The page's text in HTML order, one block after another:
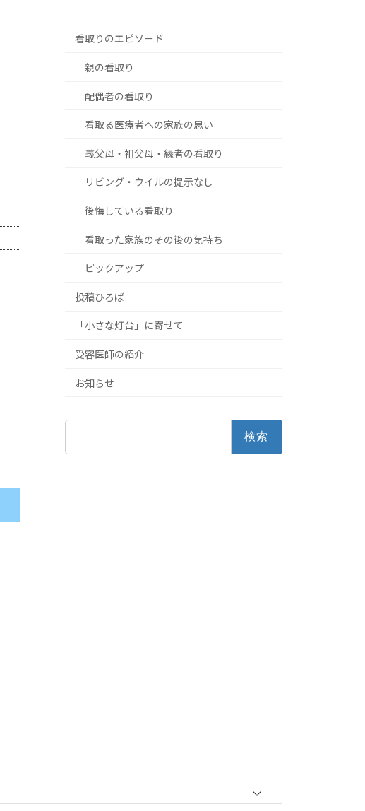
看取りのエピソード
親の看取り
配偶者の看取り
看取る医療者への家族の思い
義父母・祖父母・縁者の看取り
リビング・ウイルの提示なし
後悔している看取り
看取った家族のその後の気持ち
ピックアップ
投稿ひろば
「小さな灯台」に寄せて
受容医師の紹介
お知らせ